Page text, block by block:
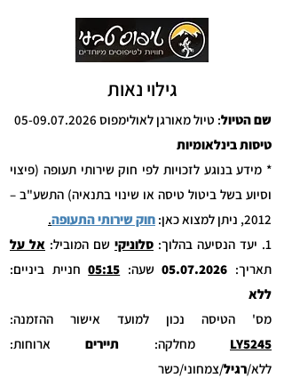
גילוי נאות
שם הטיול: טיול מאורגן לאולימפוס 05-09.07.2026
טיסות בינלאומיות
* מידע בנוגע לזכויות לפי חוק שירותי תעופה (פיצוי
וסיוע בשל ביטול טיסה או שינוי בתנאיה) התשע"ב –
2012, ניתן למצוא כאן:
חוק שירותי התעופה.
1. יעד הנסיעה בהלוך:
סלוניקי שם המוביל: אל על
תאריך: ­­­ 05.07.2026שעה: 05:15חניית ביניים:
ללא
מס' הטיסה נכון למועד אישור ההזמנה:
LY5245
מחלקה: תייריםארוחות:
ללא/רגיל/צמחוני/כשר